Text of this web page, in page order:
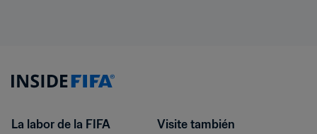
La labor de la FIFA
Visite también